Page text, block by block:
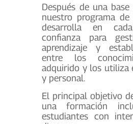
Después de una base
nuestro programa
desarrolla en
confianza para
aprendizaje y
entre los
adquirido y los utiliza
y personal.
El principal objetivo
una formación
estudiantes con